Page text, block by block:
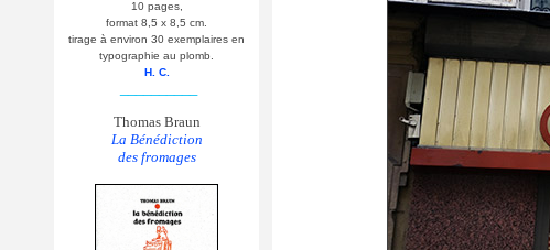
10 pages,
format 8,5 x 8,5 cm.
tirage à environ 30 exemplaires en
typographie au plomb.
H. C.
Thomas Braun
La Bénédiction
des fromages